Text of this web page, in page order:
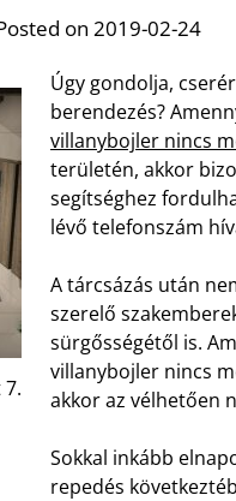
on 2019-02-24
Úgy gondolja,
berendezés?
villanybojler nincs
területén, akkor
segítséghez
lévő telefonszám
A tárcsázás után
szerelő
sürgősségétől is.
villanybojler nincs
akkor az vélhetően
Sokkal inkább
repedés